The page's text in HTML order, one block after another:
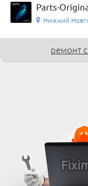
Parts-
Нижний
ремонт